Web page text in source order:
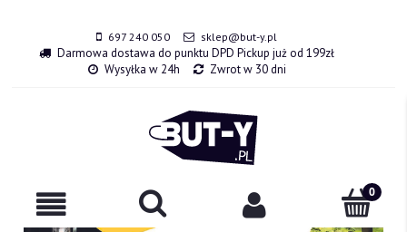
697 240 050 sklep@but-y.pl
Darmowa dostawa do punktu DPD Pickup już od 199zł
Wysyłka w 24h
Zwrot w 30 dni